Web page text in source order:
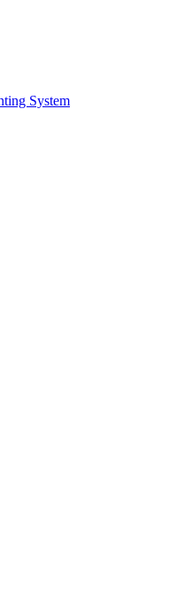
System